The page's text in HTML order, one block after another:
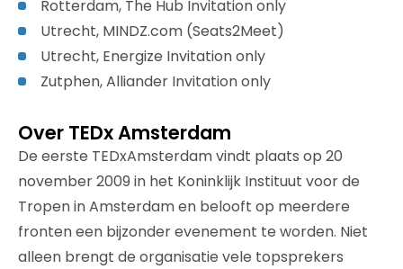
Rotterdam, The Hub Invitation only
Utrecht, MINDZ.com (Seats2Meet)
Utrecht, Energize Invitation only
Zutphen, Alliander Invitation only
Over TEDx Amsterdam
De eerste TEDxAmsterdam vindt plaats op 20
november 2009 in het Koninklijk Instituut voor de
Tropen in Amsterdam en belooft op meerdere
fronten een bijzonder evenement te worden. Niet
alleen brengt de organisatie vele topsprekers